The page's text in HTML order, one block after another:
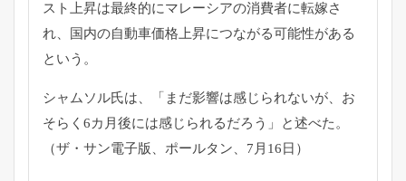
スト上昇は最終的にマレーシアの消費者に転嫁さ
れ、
国内の自動車価格上昇につながる可能性がある
という。
シャムソル氏は、「まだ影響は感じられないが、 お
そらく6カ月後には感じられるだろう」と述べた。
（ザ・サン電子版、ポールタン、7月16日）